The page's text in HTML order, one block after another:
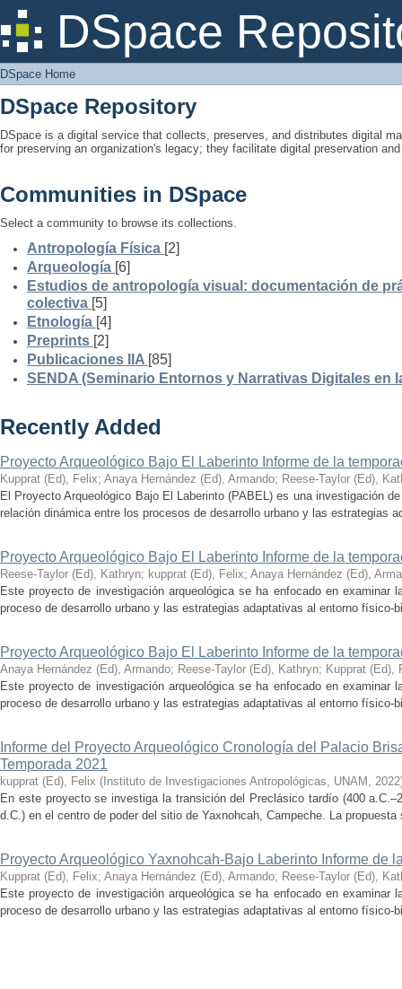
DSpace
DSpace Home
DSpace Home
DSpace Repository
DSpace is a digital service that collects, preserves, and distributes digital
for preserving an organization's legacy; they facilitate digital preservation
Communities in DSpace
Select a community to browse its collections.
Antropología Física [2]
Arqueología [6]
Estudios de antropología visual: documentación de
colectiva [5]
Etnología [4]
Preprints [2]
Publicaciones IIA [85]
SENDA (Seminario Entornos y Narrativas Digitales en
Recently Added
Proyecto Arqueológico Bajo El Laberinto Informe de la
Kupprat (Ed), Felix; Anaya Hernández (Ed), Armando; Reese-Taylor (Ed),
El Proyecto Arqueológico Bajo El Laberinto (PABEL) es una investigación
relación dinámica entre los procesos de desarrollo urbano y las estrategias
Proyecto Arqueológico Bajo El Laberinto Informe de la
Reese-Taylor (Ed), Kathryn; kupprat (Ed), Felix; Anaya Hernández (Ed),
Este proyecto de investigación arqueológica se ha enfocado en examinar
proceso de desarrollo urbano y las estrategias adaptativas al entorno físico-
Proyecto Arqueológico Bajo El Laberinto Informe de la
Anaya Hernández (Ed), Armando; Reese-Taylor (Ed), Kathryn; Kupprat (Ed),
Este proyecto de investigación arqueológica se ha enfocado en examinar
proceso de desarrollo urbano y las estrategias adaptativas al entorno físico-
Informe del Proyecto Arqueológico Cronología del Palacio
Temporada 2021
kupprat (Ed), Felix ( Instituto de Investigaciones Antropológicas, UNAM , 2022
En este proyecto se investiga la transición del Preclásico tardío (400
d.C.) en el centro de poder del sitio de Yaxnohcah, Campeche. La
Proyecto Arqueológico Yaxnohcah-Bajo Laberinto Informe de
Kupprat (Ed), Felix; Anaya Hernández (Ed), Armando; Reese-Taylor (Ed),
Este proyecto de investigación arqueológica se ha enfocado en examinar
proceso de desarrollo urbano y las estrategias adaptativas al entorno físico-